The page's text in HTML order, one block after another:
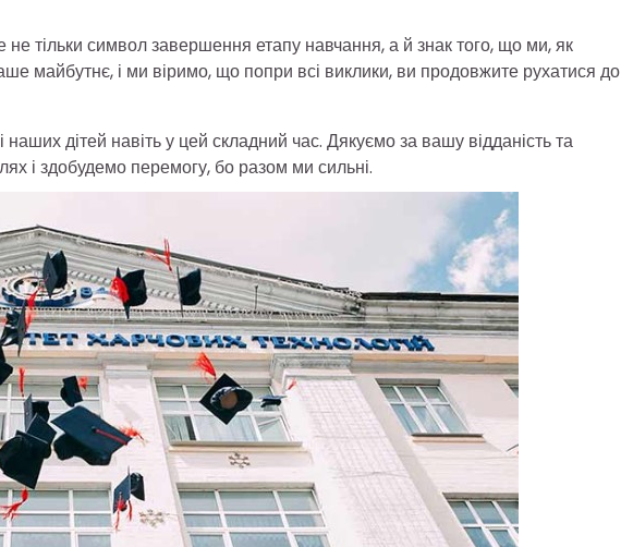
тільки символ завершення етапу навчання, а й знак того, що ми, як
майбутнє, і ми віримо, що попри всі виклики, ви продовжите рухатися до
дітей навіть у цей складний час. Дякуємо за вашу відданість та
і здобудемо перемогу, бо разом ми сильні.